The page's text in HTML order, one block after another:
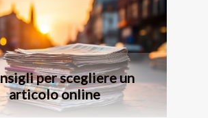
per scegliere un
articolo online